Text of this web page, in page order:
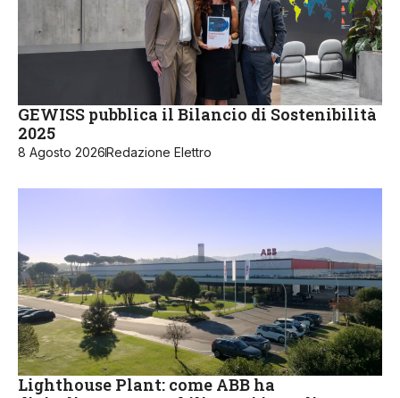
GEWISS pubblica il Bilancio di Sostenibilità
2025
8 Agosto 2026Redazione Elettro
Lighthouse Plant: come ABB ha